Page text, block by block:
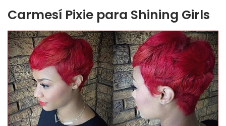
Carmesí Pixie para Shining Girls